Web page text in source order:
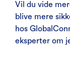
Vil du vide
blive mere
hos
eksperter om